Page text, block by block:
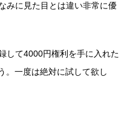
みに見た目とは違い非常に優
して4000円権利を手に入れた
。一度は絶対に試して欲し